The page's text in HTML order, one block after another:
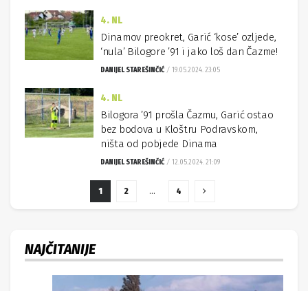
4. NL
Dinamov preokret, Garić ‘kose’ ozljede,
‘nula’ Bilogore ’91 i jako loš dan Čazme!
DANIJEL STAREŠINČIĆ 19.05.2024. 23:05
4. NL
Bilogora ’91 prošla Čazmu, Garić ostao
bez bodova u Kloštru Podravskom,
ništa od pobjede Dinama
DANIJEL STAREŠINČIĆ 12.05.2024. 21:09
1 2 … 4
NAJČITANIJE